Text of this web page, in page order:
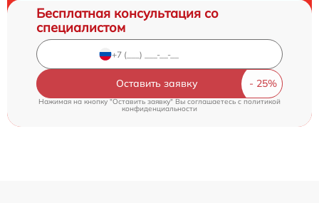
Бесплатная консультация со
специалистом
Оставить заявку
Нажимая на кнопку "Оставить заявку" Вы соглашаетесь c политикой
конфиденциальности